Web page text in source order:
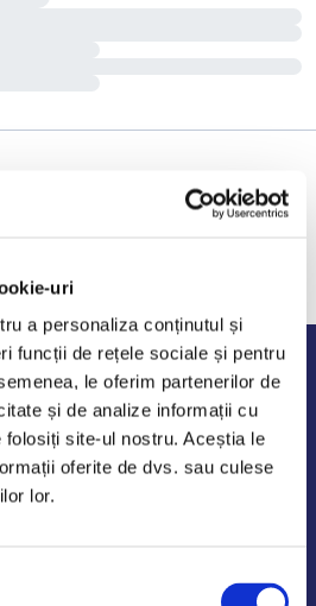
uri
a personaliza conținutul și
funcții de rețele sociale și pentru
le oferim partenerilor de
și de analize informații cu
site-ul nostru. Aceștia le
oferite de dvs. sau culese
lor.
14:00